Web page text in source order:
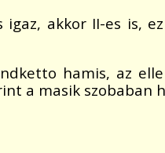
igaz, akkor II-es is,
hamis, az
a masik szobaban